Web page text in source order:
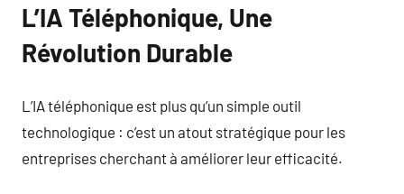
L’IA Téléphonique, Une
Révolution Durable
L’IA téléphonique est plus qu’un simple outil
technologique : c’est un atout stratégique pour les
entreprises cherchant à améliorer leur efficacité.